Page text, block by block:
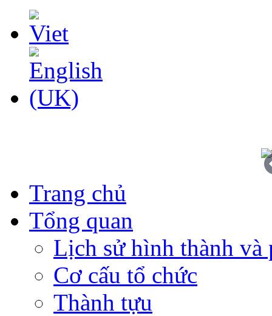
Trang chủ
Tổng quan
Lịch sử hình thành và
Cơ cấu tổ chức
Thành tựu